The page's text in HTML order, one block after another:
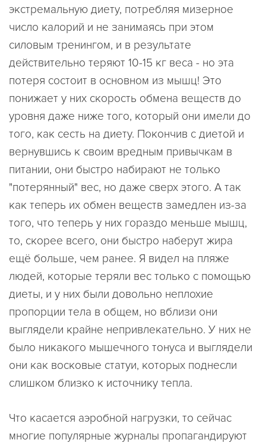
экстремальную диету, потребляя мизерное
число калорий и не занимаясь при этом
силовым тренингом, и в результате
действительно теряют 10-15 кг веса - но эта
потеря состоит в основном из мышц! Это
понижает у них скорость обмена веществ до
уровня даже ниже того, который они имели до
того, как сесть на диету. Покончив с диетой и
вернувшись к своим вредным привычкам в
питании, они быстро набирают не только
"потерянный" вес, но даже сверх этого. А так
как теперь их обмен веществ замедлен из-за
того, что теперь у них гораздо меньше мышц,
то, скорее всего, они быстро наберут жира
ещё больше, чем ранее. Я видел на пляже
людей, которые теряли вес только с помощью
диеты, и у них были довольно неплохие
пропорции тела в общем, но вблизи они
выглядели крайне непривлекательно. У них не
было никакого мышечного тонуса и выглядели
они как восковые статуи, которых поднесли
слишком близко к источнику тепла.
Что касается аэробной нагрузки, то сейчас
многие популярные журналы пропагандируют